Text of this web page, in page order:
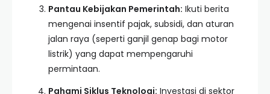
Pantau Kebijakan Pemerintah: Ikuti berita
mengenai insentif pajak, subsidi, dan aturan
jalan raya (seperti ganjil genap bagi motor
listrik) yang dapat mempengaruhi
permintaan.
Pahami Siklus Teknologi: Investasi di sektor